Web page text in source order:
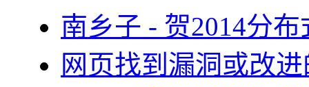
南乡子 - 贺2014分
网页找到漏洞或改